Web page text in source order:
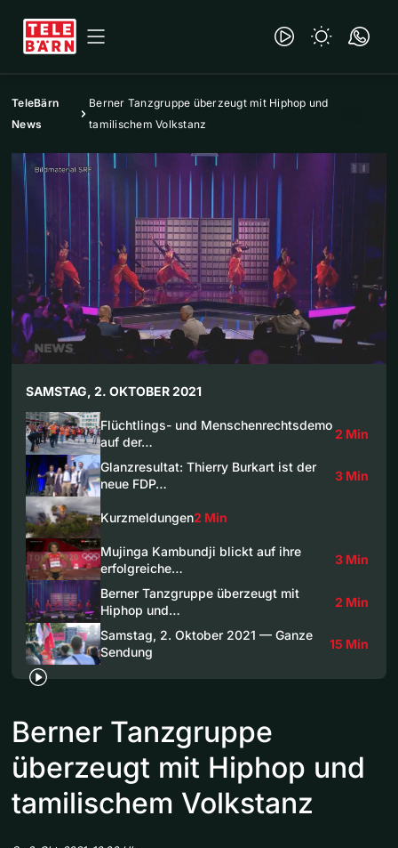
TeleBärn
News
Berner Tanzgruppe überzeugt mit Hiphop und
tamilischem Volkstanz
SAMSTAG, 2. OKTOBER 2021
Flüchtlings- und Menschenrechtsdemo
auf der…
2 Min
Glanzresultat: Thierry Burkart ist der
neue FDP…
3 Min
Kurzmeldungen2 Min
Mujinga Kambundji blickt auf ihre
erfolgreiche…
3 Min
Berner Tanzgruppe überzeugt mit
Hiphop und…
2 Min
Samstag, 2. Oktober 2021 — Ganze
Sendung
15 Min
Berner Tanzgruppe
überzeugt mit Hiphop und
tamilischem Volkstanz